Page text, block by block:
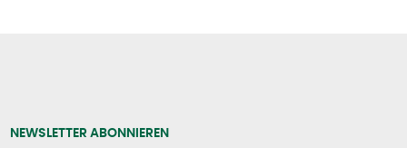
NEWSLETTER ABONNIEREN